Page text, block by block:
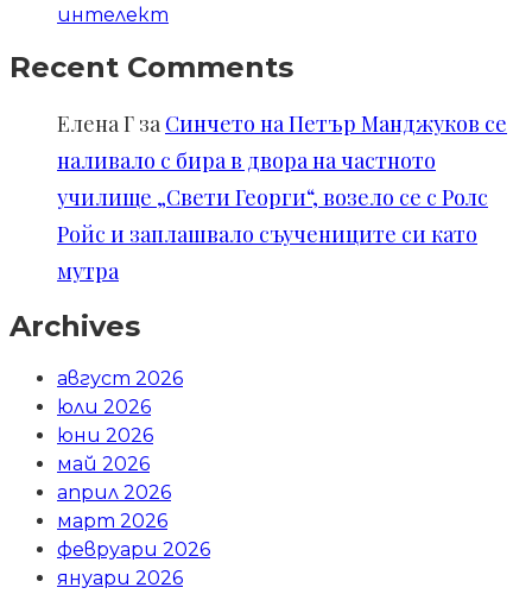
интелект
Recent Comments
Елена Г за Синчето на Петър Манджуков се
наливало с бира в двора на частното
училище „Свети Георги“, возело се с Ролс
Ройс и заплашвало съучениците си като
мутра
Archives
август 2026
юли 2026
юни 2026
май 2026
април 2026
март 2026
февруари 2026
януари 2026